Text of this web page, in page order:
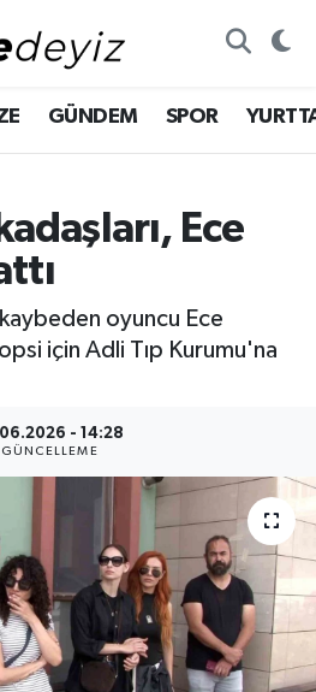
GÜNDEM SPOR
Ece
oyuncu Ece
için Adli Tıp Kurumu'na
- 14:28
GÜNCELLEME
Haritası
ve Fikstür